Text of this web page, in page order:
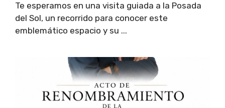
Te esperamos en una visita guiada a la Posada
del Sol, un recorrido para conocer este
emblemático espacio y su ...